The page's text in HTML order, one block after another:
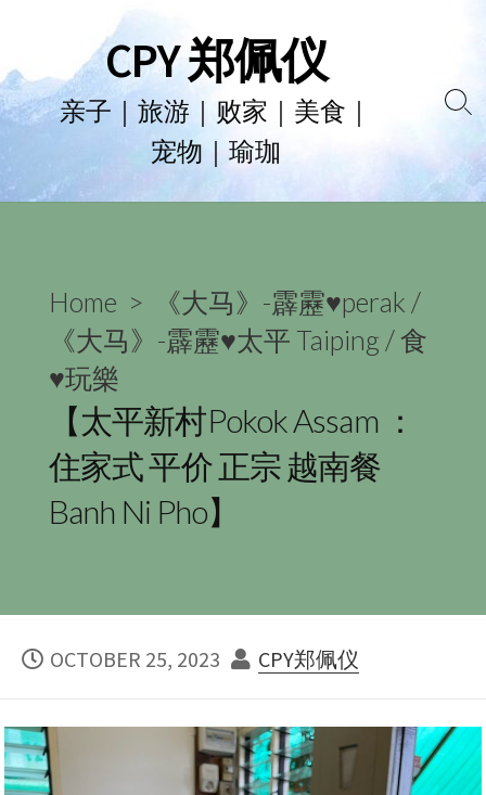
to
content
CPY 郑佩仪
亲子｜旅游｜败家｜美食｜
宠物｜瑜珈
Home > 《大马》-霹靂♥perak /
《大马》-霹靂♥太平 Taiping /食
♥玩樂
【太平新村Pokok Assam ：
住家式 平价 正宗 越南餐
Banh Ni Pho】
PUBLISHED
OCTOBER 25, 2023 AUTHOR
CPY郑佩仪